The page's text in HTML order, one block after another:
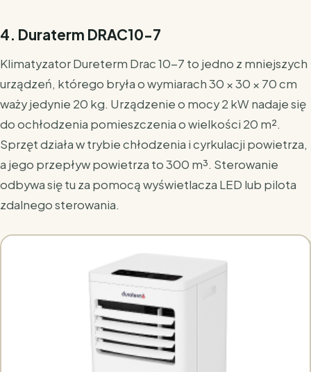
4. Duraterm DRAC10-7
Klimatyzator Dureterm Drac 10-7 to jedno z mniejszych
urządzeń, którego bryła o wymiarach 30 × 30 × 70 cm
waży jedynie 20 kg. Urządzenie o mocy 2 kW nadaje się
do ochłodzenia pomieszczenia o wielkości 20 m².
Sprzęt działa w trybie chłodzenia i cyrkulacji powietrza,
a jego przepływ powietrza to 300 m³. Sterowanie
odbywa się tu za pomocą wyświetlacza LED lub pilota
zdalnego sterowania.